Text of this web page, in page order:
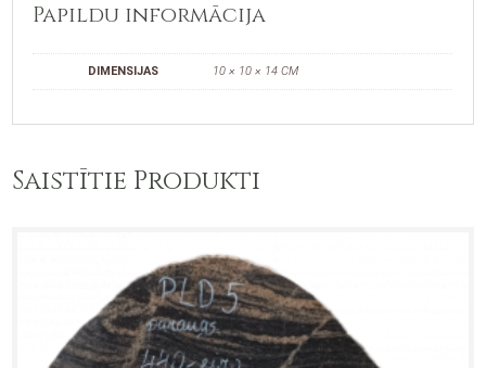
Papildu informācija
DIMENSIJAS 10 × 10 × 14 CM
Saistītie Produkti